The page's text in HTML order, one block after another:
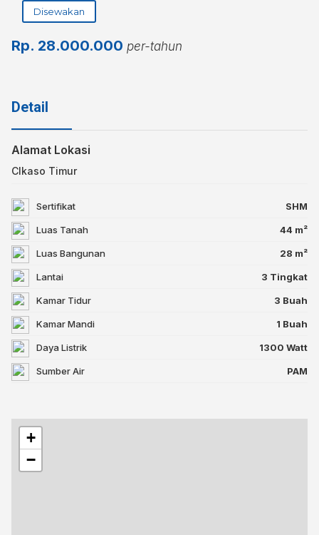
Disewakan
Rp. 28.000.000 per-tahun
Detail
Alamat Lokasi
CIkaso Timur
Sertifikat SHM
Luas Tanah 44 m²
Luas Bangunan 28 m²
Lantai 3 Tingkat
Kamar Tidur 3 Buah
Kamar Mandi 1 Buah
Daya Listrik 1300 Watt
Sumber Air PAM
+
−